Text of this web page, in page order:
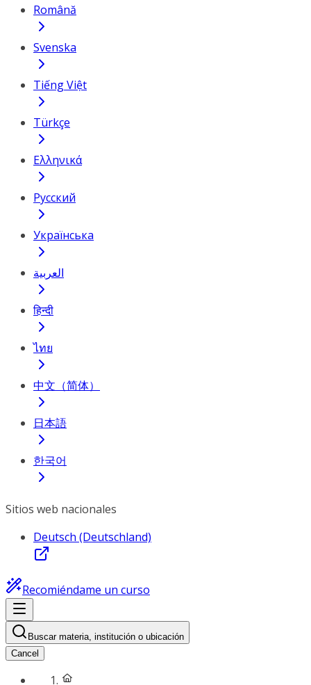
Română
Svenska
Tiếng Việt
Türkçe
Ελληνικά
Русский
Українська
العربية
हिन्दी
ไทย
中文（简体）
日本語
한국어
Sitios web nacionales
Deutsch (Deutschland)
Recomiéndame un curso
Buscar materia, institución o ubicación
Cancel